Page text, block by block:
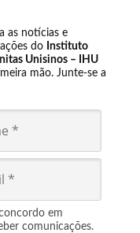
as notícias e
do Instituto
Unisinos – IHU
mão. Junte-se a
em
comunicações.